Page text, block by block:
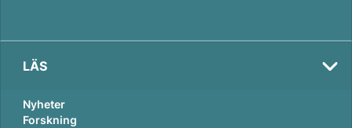
LÄS
Nyheter
Forskning